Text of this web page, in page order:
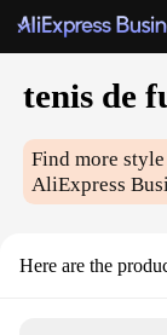
tenis de
Find more
AliExpress
Here are the